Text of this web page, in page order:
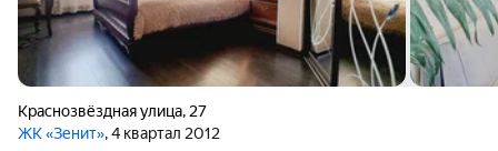
Краснозвёздная улица, 27
ЖК «Зенит», 4 квартал 2012